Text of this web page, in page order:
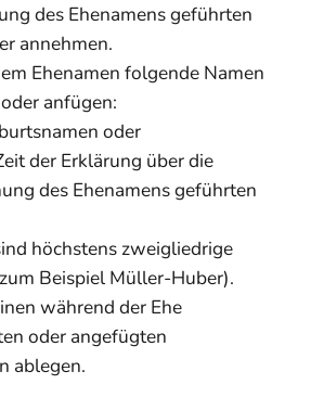
des Ehenamens geführten
annehmen.
Ehenamen folgende Namen
anfügen:
oder
der Erklärung über die
des Ehenamens geführten
höchstens zweigliedrige
Beispiel Müller-Huber).
während der Ehe
oder angefügten
ablegen.